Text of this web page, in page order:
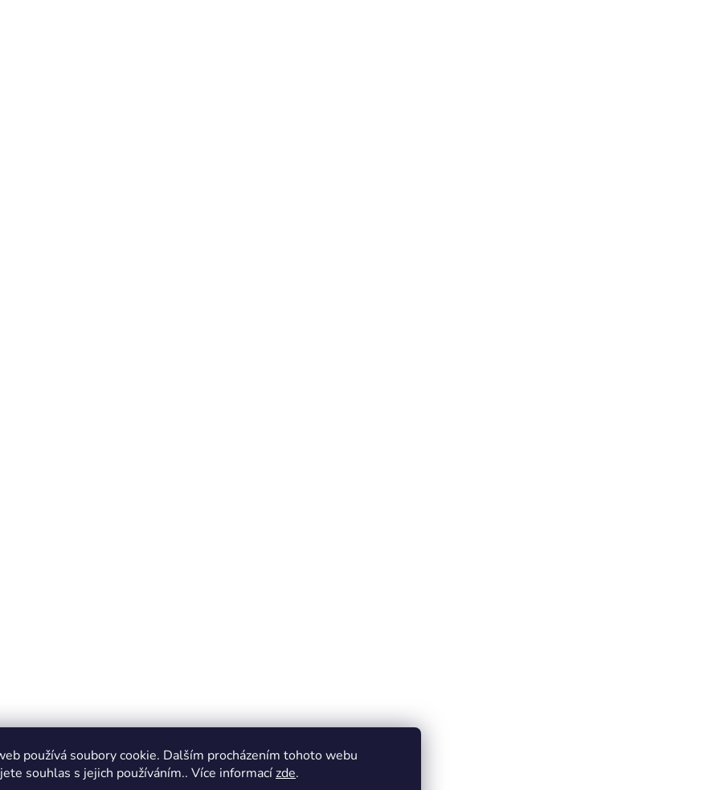
používá soubory cookie. Dalším procházením tohoto webu
souhlas s jejich používáním.. Více informacízde.